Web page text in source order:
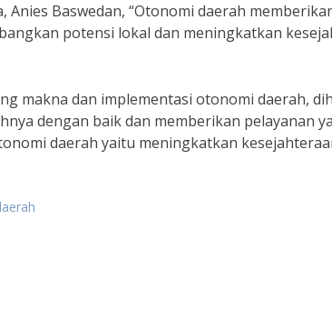
Baswedan, “Otonomi daerah
potensi lokal dan meningkatkan
makna dan implementasi otonomi daerah,
dengan baik dan memberikan pelayanan
daerah yaitu meningkatkan